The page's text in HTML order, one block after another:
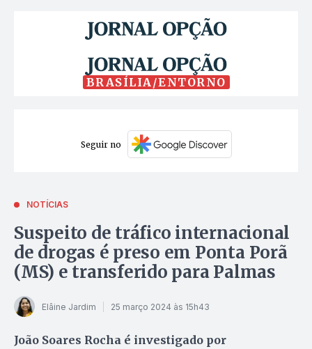
BRASÍLIA/ENTORNO
Seguir no
NOTÍCIAS
Suspeito de tráfico internacional
de drogas é preso em Ponta Porã
(MS) e transferido para Palmas
Elâine Jardim 25 março 2024 às 15h43
João Soares Rocha é investigado por